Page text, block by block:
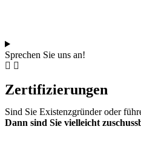
Sprechen Sie uns an!
Zertifizierungen
Sind Sie Existenzgründer oder
Dann sind Sie vielleicht